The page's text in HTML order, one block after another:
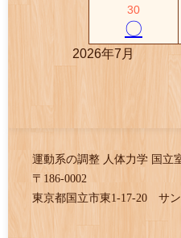
30
〇
2026年7月
運動系の調整 人体力学 国立
〒186-0002
東京都国立市東1-17-20 サン